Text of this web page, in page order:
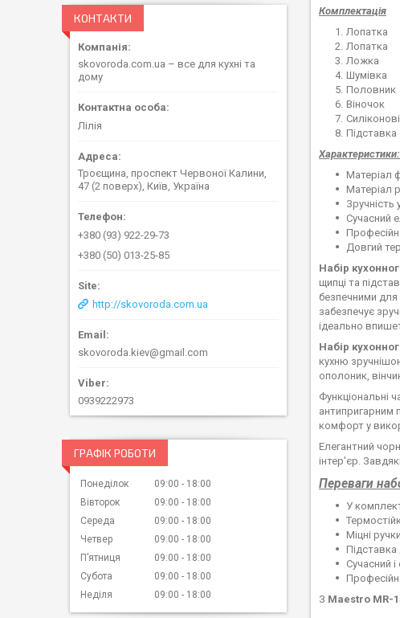
Комплектація
Лопатка
Лопатка
Ложка
Шумівка
Половник
Віночок
Підставка
Характеристики:
Матеріал
Матеріал
Зручність
Сучасний
Довгий
Набір
щипці та
безпечними для
забезпечує
ідеально
Набір
кухню
ополоник,
Функціональні
антипригарним
комфорт у
Елегантний
інтер'єр.
Переваги
У
Міцні
Підставка
Сучасний
З Maestro MR-
КОНТАКТИ
skovoroda.com.ua – все для кухні та
дому
Лілія
Троєщина, проспект Червоної Калини,
47 (2 поверх), Київ, Україна
+380 (93) 922-29-73
+380 (50) 013-25-85
http://skovoroda.com.ua
skovoroda.kiev@gmail.com
0939222973
ГРАФІК РОБОТИ
Понеділок 09:00
18:00
Вівторок
09:00
18:00
Середа
09:00
18:00
Четвер
09:00
18:00
Пʼятниця
09:00
18:00
Субота
09:00
18:00
Неділя
09:00 18:00